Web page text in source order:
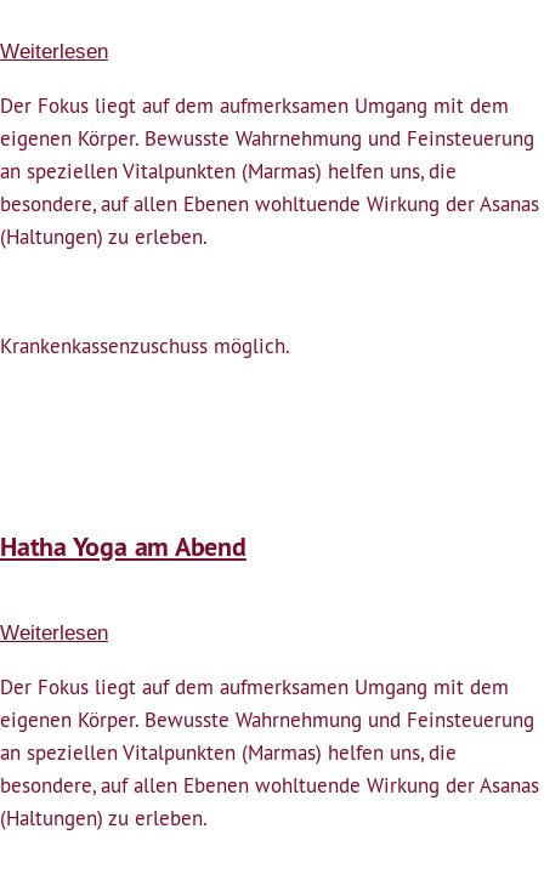
Weiterlesen
Yoga
am
Abend
Der Fokus liegt auf dem aufmerksamen Umgang mit dem
eigenen Körper. Bewusste Wahrnehmung und Feinsteuerung
an speziellen Vitalpunkten (Marmas) helfen uns, die
besondere, auf allen Ebenen wohltuende Wirkung der Asanas
(Haltungen) zu erleben.
Krankenkassenzuschuss möglich.
Hatha Yoga am Abend
Weiterlesen
Yoga
am
Abend
Der Fokus liegt auf dem aufmerksamen Umgang mit dem
eigenen Körper. Bewusste Wahrnehmung und Feinsteuerung
an speziellen Vitalpunkten (Marmas) helfen uns, die
besondere, auf allen Ebenen wohltuende Wirkung der Asanas
(Haltungen) zu erleben.